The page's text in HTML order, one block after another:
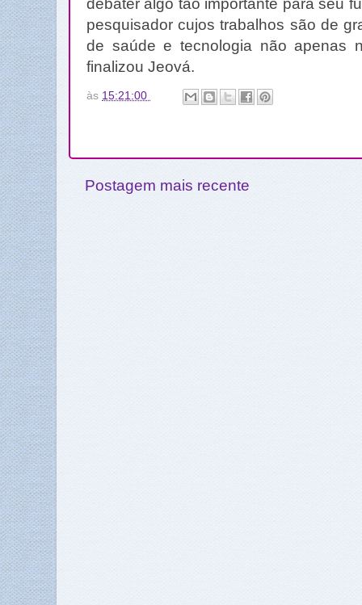
debater algo tão importante para seu
pesquisador cujos trabalhos são de
de saúde e tecnologia não apenas
finalizou Jeová.
às 15:21:00
Postagem mais recente